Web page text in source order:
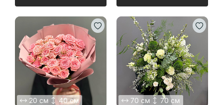
20 см 40 см 70 см 70 см